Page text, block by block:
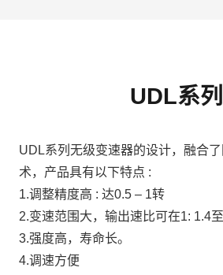
UDL系列
UDL系列无级变速器的设计，融合
术，产品具有以下特点 :
1.调整精度高 : 达0.5 – 1转
2.变速范围大，输出速比可在1: 1.4
3.强度高，寿命长。
4.调速方便